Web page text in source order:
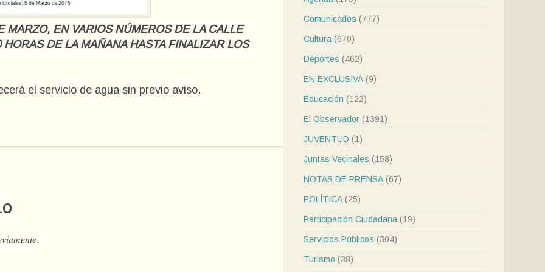
MARZO, EN VARIOS NÚMEROS DE LA CALLE
DE LA MAÑANA HASTA FINALIZAR LOS
el servicio de agua sin previo aviso.
Comunicados (777)
Cultura (670)
Deportes (462)
EN EXCLUSIVA (9)
Educación (122)
El Observador (1391)
JUVENTUD (1)
Juntas Vecinales (158)
NOTAS DE PRENSA (67)
POLÍTICA (25)
Participación Ciudadana (19)
Servicios Públicos (304)
Turismo (38)